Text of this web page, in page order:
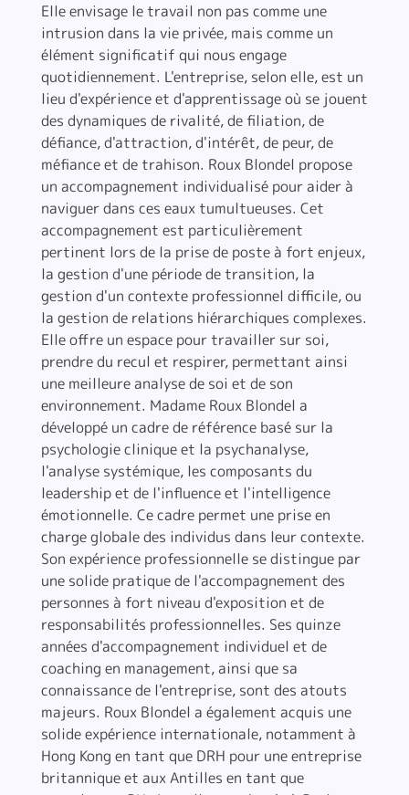
Elle envisage le travail non pas comme une
intrusion dans la vie privée, mais comme un
élément significatif qui nous engage
quotidiennement. L'entreprise, selon elle, est un
lieu d'expérience et d'apprentissage où se jouent
des dynamiques de rivalité, de filiation, de
défiance, d'attraction, d'intérêt, de peur, de
méfiance et de trahison. Roux Blondel propose
un accompagnement individualisé pour aider à
naviguer dans ces eaux tumultueuses. Cet
accompagnement est particulièrement
pertinent lors de la prise de poste à fort enjeux,
la gestion d'une période de transition, la
gestion d'un contexte professionnel difficile, ou
la gestion de relations hiérarchiques complexes.
Elle offre un espace pour travailler sur soi,
prendre du recul et respirer, permettant ainsi
une meilleure analyse de soi et de son
environnement. Madame Roux Blondel a
développé un cadre de référence basé sur la
psychologie clinique et la psychanalyse,
l'analyse systémique, les composants du
leadership et de l'influence et l'intelligence
émotionnelle. Ce cadre permet une prise en
charge globale des individus dans leur contexte.
Son expérience professionnelle se distingue par
une solide pratique de l'accompagnement des
personnes à fort niveau d'exposition et de
responsabilités professionnelles. Ses quinze
années d'accompagnement individuel et de
coaching en management, ainsi que sa
connaissance de l'entreprise, sont des atouts
majeurs. Roux Blondel a également acquis une
solide expérience internationale, notamment à
Hong Kong en tant que DRH pour une entreprise
britannique et aux Antilles en tant que